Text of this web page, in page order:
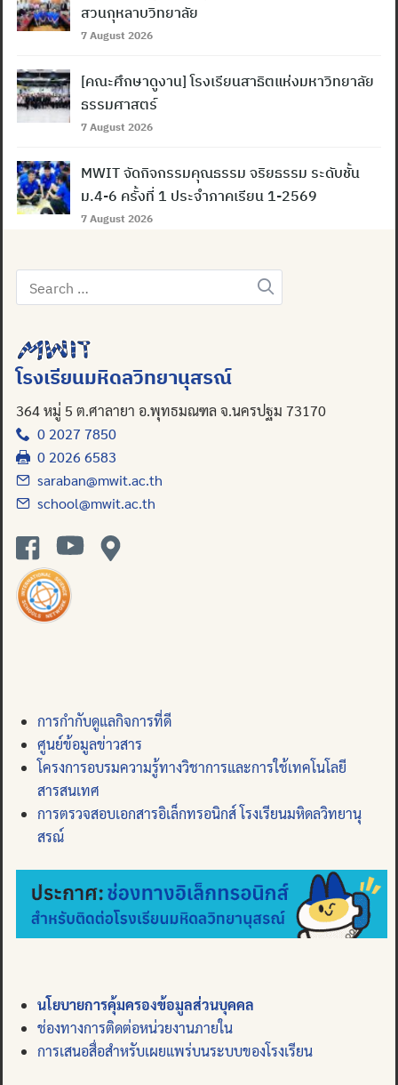
สวนกุหลาบวิทยาลัย
7 August 2026
[คณะศึกษาดูงาน] โรงเรียนสาธิตแห่งมหาวิทยาลัย
ธรรมศาสตร์
7 August 2026
MWIT จัดกิจกรรมคุณธรรม จริยธรรม ระดับชั้น
ม.4-6 ครั้งที่ 1 ประจำภาคเรียน 1-2569
7 August 2026
Search
for:
โรงเรียนมหิดลวิทยานุสรณ์
364 หมู่ 5 ต.ศาลายา อ.พุทธมณฑล จ.นครปฐม 73170
0 2027 7850
0 2026 6583
saraban@mwit.ac.th
school@mwit.ac.th
การกำกับดูแลกิจการที่ดี
ศูนย์ข้อมูลข่าวสาร
โครงการอบรมความรู้ทางวิชาการและการใช้เทคโนโลยี
สารสนเทศ
การตรวจสอบเอกสารอิเล็กทรอนิกส์ โรงเรียนมหิดลวิทยานุ
สรณ์
นโยบายการคุ้มครองข้อมูลส่วนบุคคล
ช่องทางการติดต่อหน่วยงานภายใน
การเสนอสื่อสำหรับเผยแพร่บนระบบของโรงเรียน